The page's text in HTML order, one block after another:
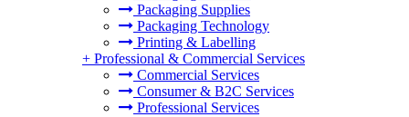
Packaging Supplies
Packaging Technology
Printing & Labelling
+ Professional & Commercial Services
Commercial Services
Consumer & B2C Services
Professional Services